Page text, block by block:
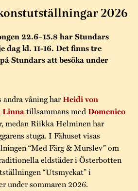
Tillgänglighet
Trygghet
Hållbar utveckling
Jarl Hemmer
Byggnadsvård
Rödmyllan
Museipedagogik
Hantverk
Stugornas Stundars
Museisamlingarna
Stundarsvänner
Marknader
Årsberättelser
Stundars
registerbeskrivning
2026
22.6–15.8 har Stundars
dag kl. 11-16. Det finns tre
Stundars att besöka under
andra våning harHeidi von
Linnatillsammans medDomenico
medan Riikka Helminen har
stuga. I Fähuset visas
“Med Färg & Murslev” om
eldstäder i Österbotten
“Utsmyckat” i
under sommaren 2026.